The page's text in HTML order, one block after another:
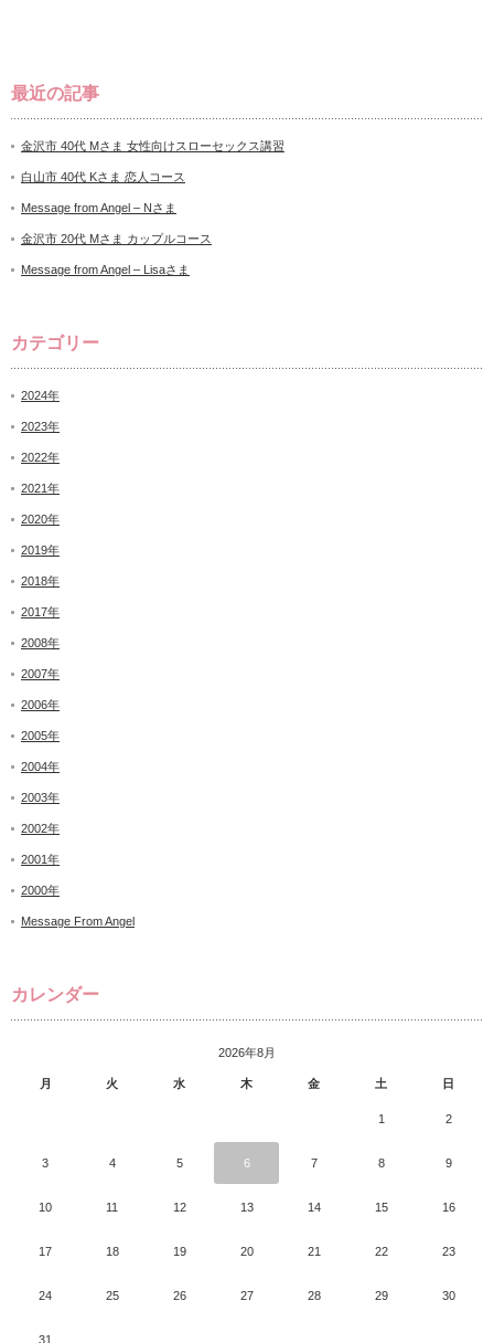
最近の記事
金沢市 40代 Mさま 女性向けスローセックス講習
白山市 40代 Kさま 恋人コース
Message from Angel – Nさま
金沢市 20代 Mさま カップルコース
Message from Angel – Lisaさま
カテゴリー
2024年
2023年
2022年
2021年
2020年
2019年
2018年
2017年
2008年
2007年
2006年
2005年
2004年
2003年
2002年
2001年
2000年
Message From Angel
カレンダー
2026年8月
月 火 水 木 金 土 日
1 2
3 4 5 6 7 8 9
10 11 12 13 14 15 16
17 18 19 20 21 22 23
24 25 26 27 28 29 30
31